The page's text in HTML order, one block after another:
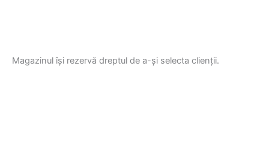
Magazinul își rezervă dreptul de a-și selecta clienții.